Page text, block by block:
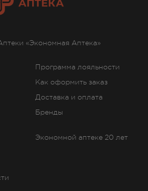
Программа лояльности
Как оформить заказ
Доставка и оплата
Бренды
Экономной аптеке 20 лет
«Экономная Аптека»